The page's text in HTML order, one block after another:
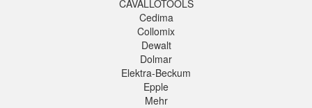
CAVALLOTOOLS
Cedima
Collomix
Dewalt
Dolmar
Elektra-Beckum
Epple
Mehr